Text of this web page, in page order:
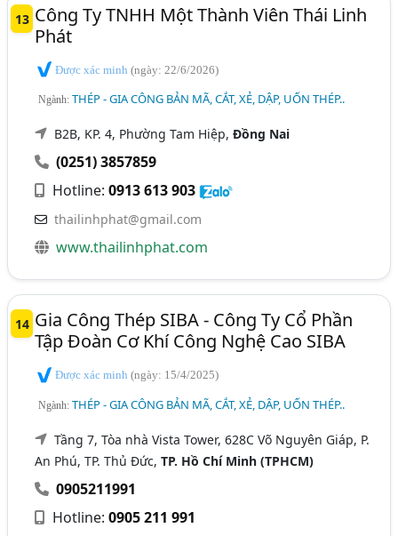
13 Công Ty TNHH Một Thành Viên Thái Linh
Phát
Được xác minh(ngày: 22/6/2026)
Ngành:THÉP - GIA CÔNG BẢN MÃ, CẮT, XẺ, DẬP, UỐN THÉP..
B2B, KP. 4, Phường Tam Hiệp,Đồng Nai
(0251) 3857859
Hotline:0913 613 903
thailinhphat@gmail.com
www.thailinhphat.com
14 Gia Công Thép SIBA - Công Ty Cổ Phần
Tập Đoàn Cơ Khí Công Nghệ Cao SIBA
Được xác minh(ngày: 15/4/2025)
Ngành:THÉP - GIA CÔNG BẢN MÃ, CẮT, XẺ, DẬP, UỐN THÉP..
Tầng 7, Tòa nhà Vista Tower, 628C Võ Nguyên Giáp, P.
An Phú, TP. Thủ Đức,TP. Hồ Chí Minh (TPHCM)
0905211991
Hotline:0905 211 991